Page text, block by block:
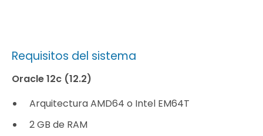
Requisitos del sistema
Oracle 12c (12.2)
Arquitectura AMD64 o Intel EM64T
2 GB de RAM